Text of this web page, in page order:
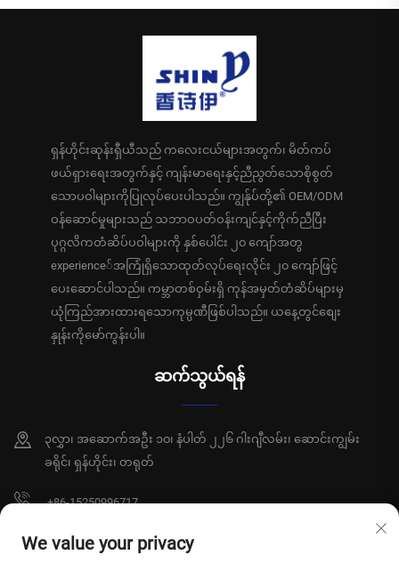
ရှန်ဟိုင်းဆုန်းရှီယီသည် ကလေးငယ်များအတွက်၊ မိတ်ကပ်
ဖယ်ရှားရေးအတွက်နှင့် ကျန်းမာရေးနှင့်ညီညွတ်သောစိုစွတ်
သောပဝါများကိုပြုလုပ်ပေးပါသည်။ ကျွန်ုပ်တို့၏ OEM/ODM
ဝန်ဆောင်မှုများသည် သဘာဝပတ်ဝန်းကျင်နှင့်ကိုက်ညီပြီး
ပုဂ္ဂလိကတံဆိပ်ပဝါများကို နှစ်ပေါင်း ၂၀ ကျော်အတွ
experience်အကြုံရှိသောထုတ်လုပ်ရေးလိုင်း ၂၀ ကျော်ဖြင့်
ပေးဆောင်ပါသည်။ ကမ္ဘာတစ်ဝှမ်းရှိ ကုန်အမှတ်တံဆိပ်များမှ
ယုံကြည်အားထားရသောကုမ္ပဏီဖြစ်ပါသည်။ ယနေ့တွင်စျေး
နှုန်းကိုမော်ကွန်းပါ။
ဆက်သွယ်ရန်
၃လွှာ၊ အဆောက်အဦး ၁၀၊ နံပါတ် ၂၂၆ ဂါးဂျီလမ်း၊ ဆောင်းကျွမ်း
ခရိုင်၊ ရှန်ဟိုင်း၊ တရုတ်
+86-15250996717
[email protected]
We value your privacy